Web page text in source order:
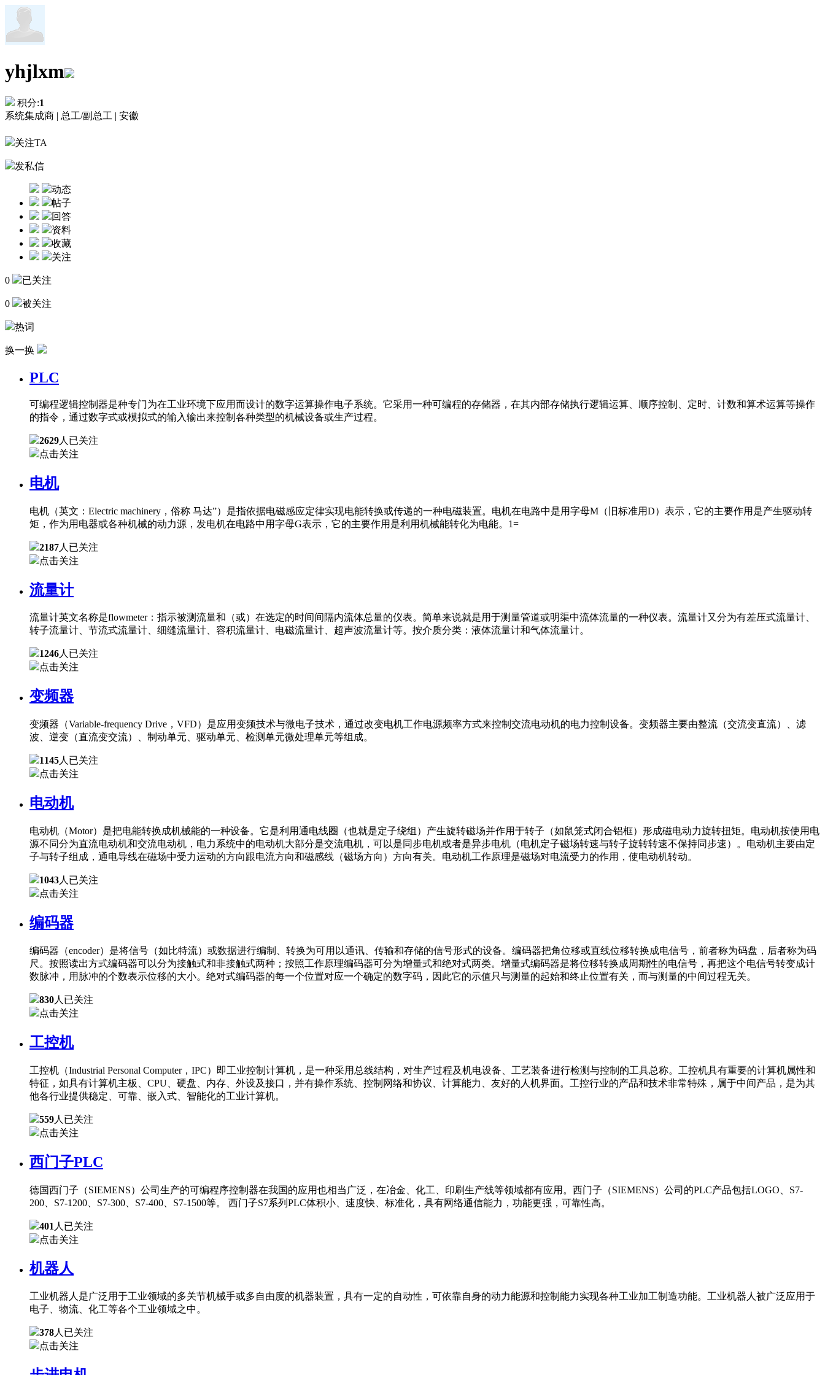
yhjlxm
积分:1
系统集成商 | 总工/副总工 | 安徽
关注TA
发私信
动态
帖子
回答
资料
收藏
关注
0 已关注
0 被关注
热词
换一换
PLC
可编程逻辑控制器是种专门为在工业环境下应用而设计的数字运算操作电子系统。它采用一种可编程的存储器，在其内部存储执行逻辑运算、顺序控制、定时、计数和算术运算等操作
的指令，通过数字式或模拟式的输入输出来控制各种类型的机械设备或生产过程。
2629人已关注
点击关注
电机
电机（英文：Electric machinery，俗称 马达”）是指依据电磁感应定律实现电能转换或传递的一种电磁装置。电机在电路中是用字母M（旧标准用D）表示，它的主要作用是产生驱动转
矩，作为用电器或各种机械的动力源，发电机在电路中用字母G表示，它的主要作用是利用机械能转化为电能。1=
2187人已关注
点击关注
流量计
流量计英文名称是flowmeter：指示被测流量和（或）在选定的时间间隔内流体总量的仪表。简单来说就是用于测量管道或明渠中流体流量的一种仪表。流量计又分为有差压式流量计、
转子流量计、节流式流量计、细缝流量计、容积流量计、电磁流量计、超声波流量计等。按介质分类：液体流量计和气体流量计。
1246人已关注
点击关注
变频器
变频器（Variable-frequency Drive，VFD）是应用变频技术与微电子技术，通过改变电机工作电源频率方式来控制交流电动机的电力控制设备。变频器主要由整流（交流变直流）、滤
波、逆变（直流变交流）、制动单元、驱动单元、检测单元微处理单元等组成。
1145人已关注
点击关注
电动机
电动机（Motor）是把电能转换成机械能的一种设备。它是利用通电线圈（也就是定子绕组）产生旋转磁场并作用于转子（如鼠笼式闭合铝框）形成磁电动力旋转扭矩。电动机按使用电
源不同分为直流电动机和交流电动机，电力系统中的电动机大部分是交流电机，可以是同步电机或者是异步电机（电机定子磁场转速与转子旋转转速不保持同步速）。电动机主要由定
子与转子组成，通电导线在磁场中受力运动的方向跟电流方向和磁感线（磁场方向）方向有关。电动机工作原理是磁场对电流受力的作用，使电动机转动。
1043人已关注
点击关注
编码器
编码器（encoder）是将信号（如比特流）或数据进行编制、转换为可用以通讯、传输和存储的信号形式的设备。编码器把角位移或直线位移转换成电信号，前者称为码盘，后者称为码
尺。按照读出方式编码器可以分为接触式和非接触式两种；按照工作原理编码器可分为增量式和绝对式两类。增量式编码器是将位移转换成周期性的电信号，再把这个电信号转变成计
数脉冲，用脉冲的个数表示位移的大小。绝对式编码器的每一个位置对应一个确定的数字码，因此它的示值只与测量的起始和终止位置有关，而与测量的中间过程无关。
830人已关注
点击关注
工控机
工控机（Industrial Personal Computer，IPC）即工业控制计算机，是一种采用总线结构，对生产过程及机电设备、工艺装备进行检测与控制的工具总称。工控机具有重要的计算机属性和
特征，如具有计算机主板、CPU、硬盘、内存、外设及接口，并有操作系统、控制网络和协议、计算能力、友好的人机界面。工控行业的产品和技术非常特殊，属于中间产品，是为其
他各行业提供稳定、可靠、嵌入式、智能化的工业计算机。
559人已关注
点击关注
西门子PLC
德国西门子（SIEMENS）公司生产的可编程序控制器在我国的应用也相当广泛，在冶金、化工、印刷生产线等领域都有应用。西门子（SIEMENS）公司的PLC产品包括LOGO、S7-
200、S7-1200、S7-300、S7-400、S7-1500等。 西门子S7系列PLC体积小、速度快、标准化，具有网络通信能力，功能更强，可靠性高。
401 人已关注
点击关注
机器人
工业机器人是广泛用于工业领域的多关节机械手或多自由度的机器装置，具有一定的自动性，可依靠自身的动力能源和控制能力实现各种工业加工制造功能。工业机器人被广泛应用于
电子、物流、化工等各个工业领域之中。
378人已关注
点击关注